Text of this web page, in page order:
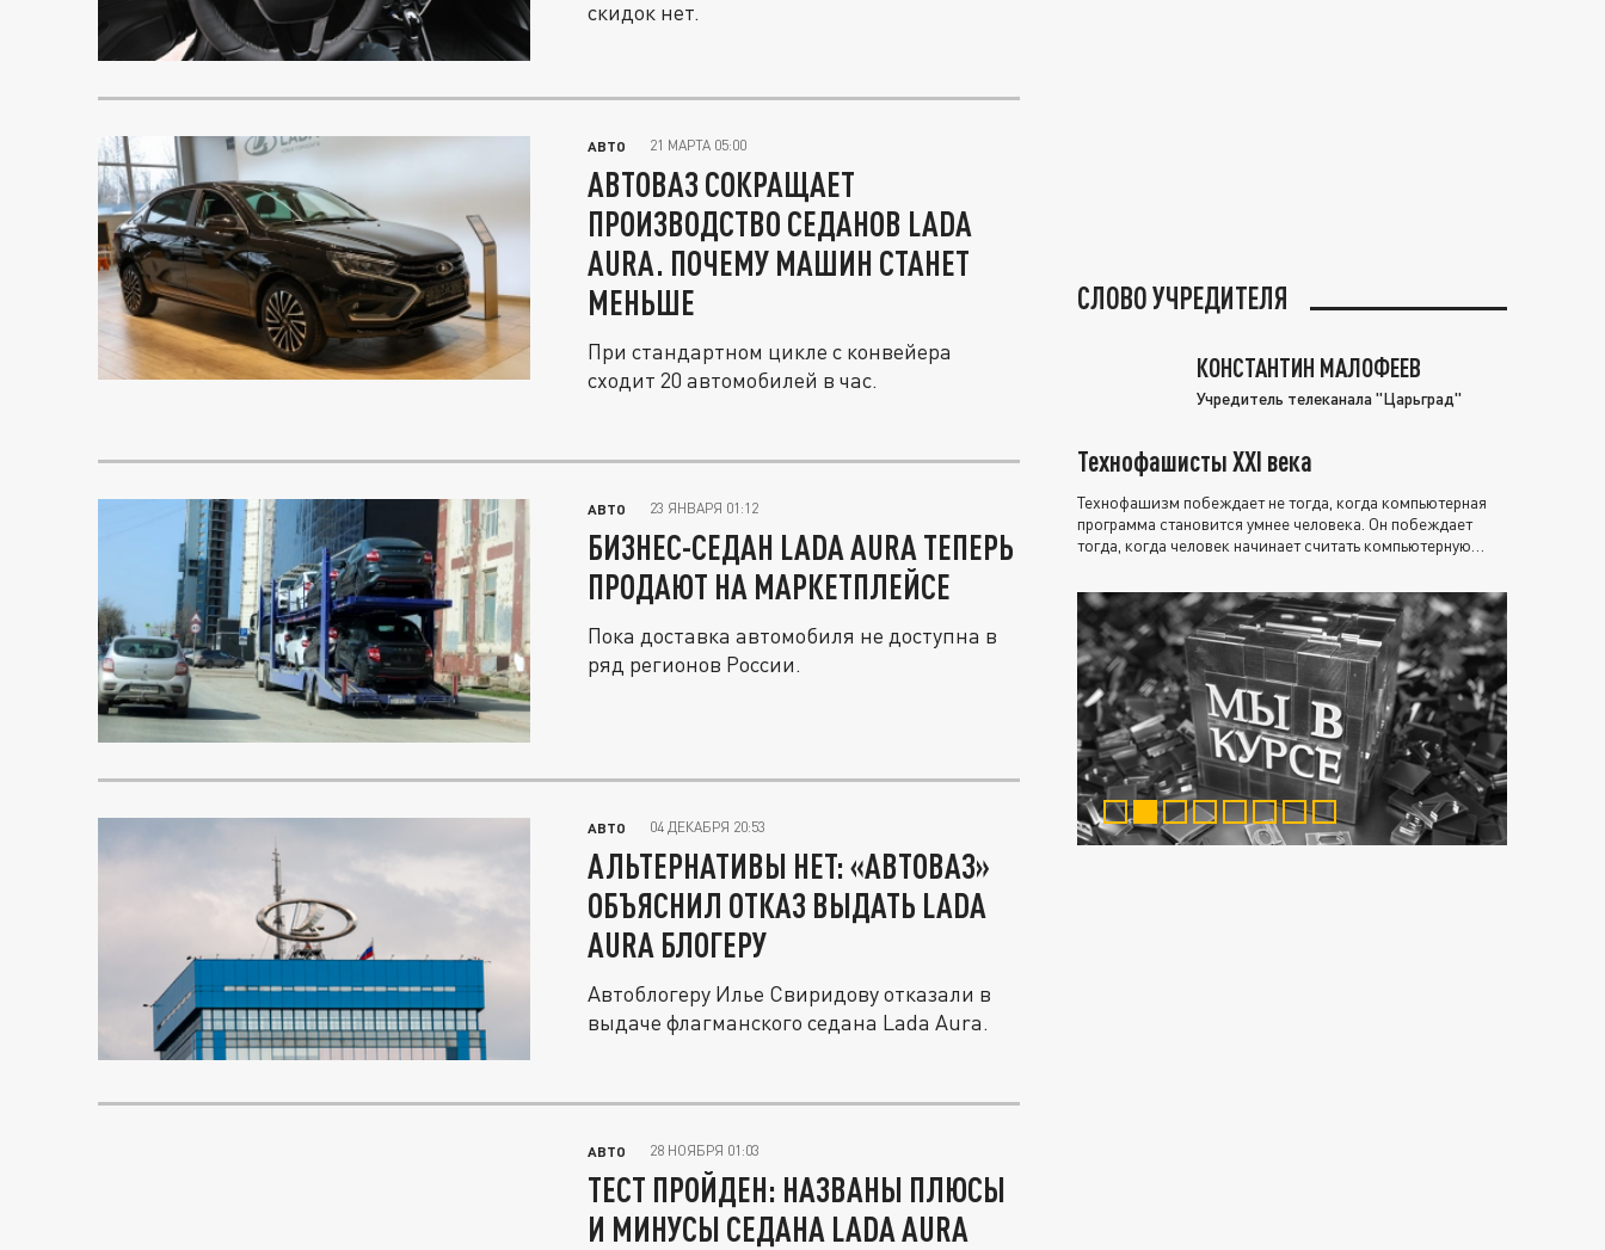
скидок нет.
АВТО 21 МАРТА 05:00
АВТОВАЗ СОКРАЩАЕТ
ПРОИЗВОДСТВО СЕДАНОВ LADA
AURA. ПОЧЕМУ МАШИН СТАНЕТ
МЕНЬШЕ
При стандартном цикле с конвейера
сходит 20 автомобилей в час.
АВТО 23 ЯНВАРЯ 01:12
БИЗНЕС-СЕДАН LADA AURA ТЕПЕРЬ
ПРОДАЮТ НА МАРКЕТПЛЕЙСЕ
Пока доставка автомобиля не доступна в
ряд регионов России.
АВТО 04 ДЕКАБРЯ 20:53
АЛЬТЕРНАТИВЫ НЕТ: «АВТОВАЗ»
ОБЪЯСНИЛ ОТКАЗ ВЫДАТЬ LADA
AURA БЛОГЕРУ
Автоблогеру Илье Свиридову отказали в
выдаче флагманского седана Lada Aura.
АВТО 28 НОЯБРЯ 01:03
ТЕСТ ПРОЙДЕН: НАЗВАНЫ ПЛЮСЫ
И МИНУСЫ СЕДАНА LADA AURA
СЛОВО УЧРЕДИТЕЛЯ
КОНСТАНТИН МАЛОФЕЕВ
Учредитель телеканала "Царьград"
Технофашисты XXI века
Технофашизм побеждает не тогда, когда компьютерная
программа становится умнее человека. Он побеждает
тогда, когда человек начинает считать компьютерную